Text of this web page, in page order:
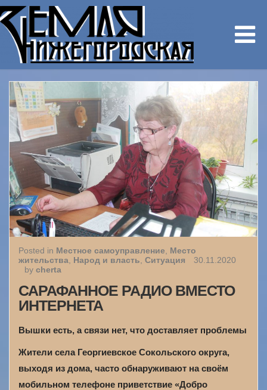
Posted in Местное самоуправление
Место
жительства Народ и власть Ситуация
30.11.2020
by cherta
САРАФАННОЕ РАДИО ВМЕСТО
ИНТЕРНЕТА
Вышки есть, а связи нет, что доставляет проблемы
Жители села Георгиевское Сокольского округа,
выходя из дома, часто обнаруживают на своём
мобильном телефоне приветствие «Добро